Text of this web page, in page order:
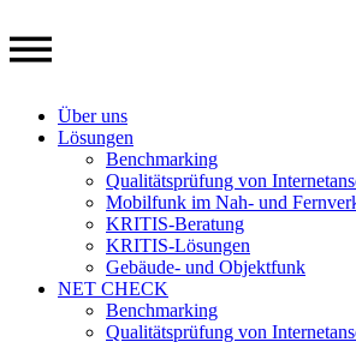
Über uns
Lösungen
Benchmarking
Qualitätsprüfung von
Mobilfunk im Nah- und
KRITIS-Beratung
KRITIS-Lösungen
Gebäude- und Objektfunk
NET CHECK
Benchmarking
Qualitätsprüfung von